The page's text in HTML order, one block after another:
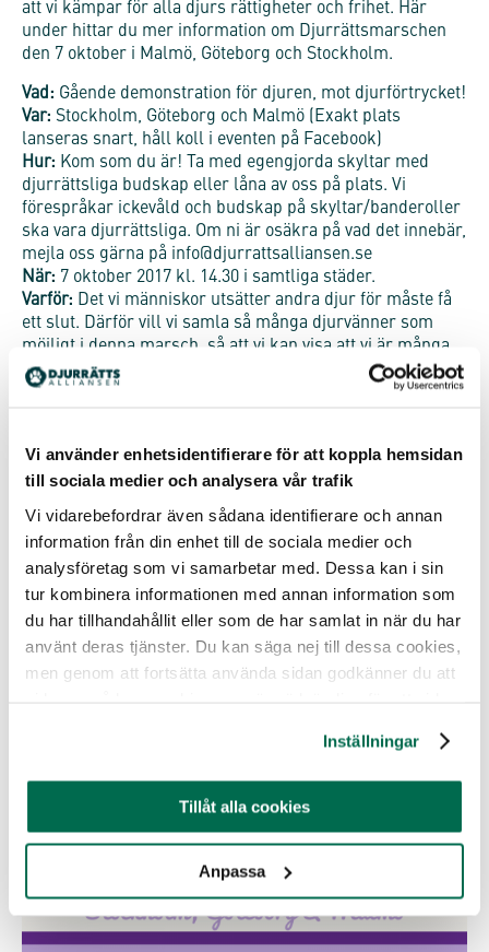
Vi använder enhetsidentifierare för att koppla hemsidan
till sociala medier och analysera vår trafik
Vi vidarebefordrar även sådana identifierare och annan
information från din enhet till de sociala medier och
analysföretag som vi samarbetar med. Dessa kan i sin
tur kombinera informationen med annan information som
du har tillhandahållit eller som de har samlat in när du har
använt deras tjänster. Du kan säga nej till dessa cookies,
men genom att fortsätta använda sidan godkänner du att
Inställningar
Tillåt alla cookies
Anpassa
att vi kämpar för alla djurs rättigheter och frihet. Här
under hittar du mer information om Djurrättsmarschen
den 7 oktober i Malmö, Göteborg och Stockholm.
Vad: Gående demonstration för djuren, mot djurförtrycket!
Var: Stockholm, Göteborg och Malmö (Exakt plats
lanseras snart, håll koll i eventen på Facebook)
Hur: Kom som du är! Ta med egengjorda skyltar med
djurrättsliga budskap eller låna av oss på plats. Vi
förespråkar ickevåld och budskap på skyltar/banderoller
ska vara djurrättsliga. Om ni är osäkra på vad det innebär,
mejla oss gärna på info@djurrattsalliansen.se
När: 7 oktober 2017 kl. 14.30 i samtliga städer.
Varför: Det vi människor utsätter andra djur för måste få
ett slut. Därför vill vi samla så många djurvänner som
möjligt i denna marsch, så att vi kan visa att vi är många
som för djurens talan.
Event på Facebook för Stockholm:goo.gl/xFGW5G
Event på Facebook för Göteborg:goo.gl/qB3hzs
Kom på marschen 7 oktober klockan 14.30 och visa att du
står upp för djuren! Tillsammans gör vi skillnad! Vi ses
på Djurrättsmarschen!
Djurrättsmarschen anordnas av Djurrättsalliansen, en
organisation som bland annat arbetar med att
dokumentera djurens verklighet i Sverige. Se mer